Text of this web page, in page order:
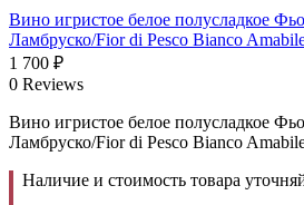
Вино игристое белое полусладкое
Ламбруско/Fior di Pesco Bianco
1 700 ₽
0 Reviews
Вино игристое белое полусладкое
Ламбруско/Fior di Pesco Bianco
Наличие и стоимость товара